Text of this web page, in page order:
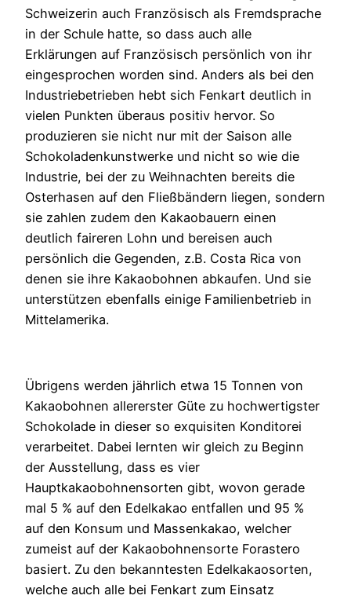
Schweizerin auch Französisch als Fremdsprache
in der Schule hatte, so dass auch alle
Erklärungen auf Französisch persönlich von ihr
eingesprochen worden sind. Anders als bei den
Industriebetrieben hebt sich Fenkart deutlich in
vielen Punkten überaus positiv hervor. So
produzieren sie nicht nur mit der Saison alle
Schokoladenkunstwerke und nicht so wie die
Industrie, bei der zu Weihnachten bereits die
Osterhasen auf den Fließbändern liegen, sondern
sie zahlen zudem den Kakaobauern einen
deutlich faireren Lohn und bereisen auch
persönlich die Gegenden, z.B. Costa Rica von
denen sie ihre Kakaobohnen abkaufen. Und sie
unterstützen ebenfalls einige Familienbetrieb in
Mittelamerika.
Übrigens werden jährlich etwa 15 Tonnen von
Kakaobohnen allererster Güte zu hochwertigster
Schokolade in dieser so exquisiten Konditorei
verarbeitet. Dabei lernten wir gleich zu Beginn
der Ausstellung, dass es vier
Hauptkakaobohnensorten gibt, wovon gerade
mal 5 % auf den Edelkakao entfallen und 95 %
auf den Konsum und Massenkakao, welcher
zumeist auf der Kakaobohnensorte Forastero
basiert. Zu den bekanntesten Edelkakaosorten,
welche auch alle bei Fenkart zum Einsatz